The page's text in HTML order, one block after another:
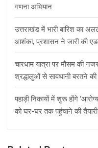
गणना अभियान
उत्तराखंड में भारी बारिश का
आशंका, प्रशासन ने जारी की
चारधाम यात्रा पर मौसम की
श्रद्धालुओं से सावधानी बरतने
पहाड़ी निकायों में शुरू होंगे
को घर-घर तक पहुंचाने की